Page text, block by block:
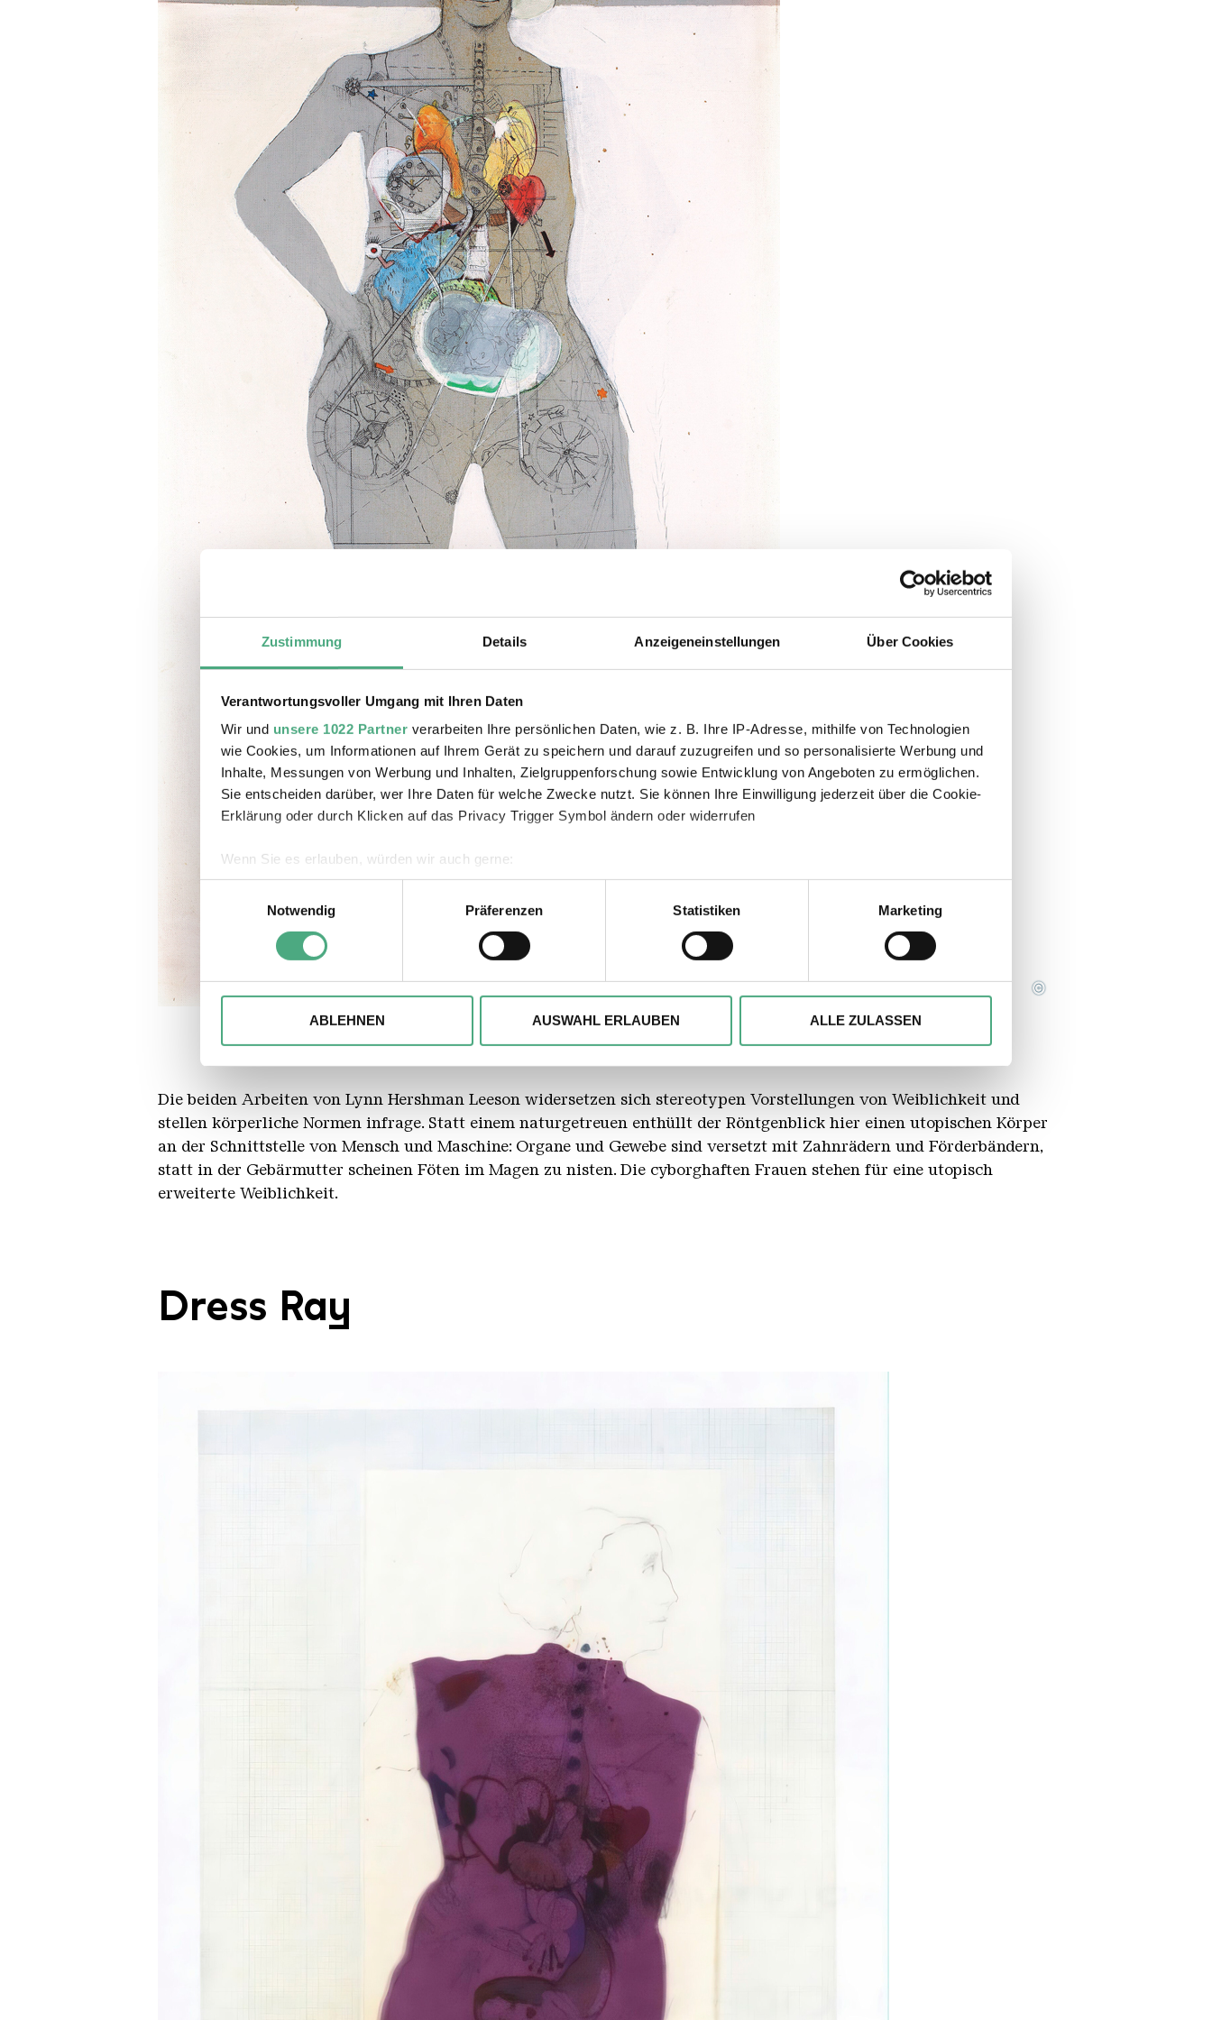
Zustimmung Details Anzeigeneinstellungen Über Cookies
Verantwortungsvoller Umgang mit Ihren Daten
Wir und unsere 1022 Partner verarbeiten Ihre persönlichen Daten, wie z. B. Ihre IP-Adresse, mithilfe von Technologien
wie Cookies, um Informationen auf Ihrem Gerät zu speichern und darauf zuzugreifen und so personalisierte Werbung und
Inhalte, Messungen von Werbung und Inhalten, Zielgruppenforschung sowie Entwicklung von Angeboten zu ermöglichen.
Sie entscheiden darüber, wer Ihre Daten für welche Zwecke nutzt. Sie können Ihre Einwilligung jederzeit über die Cookie-
Erklärung oder durch Klicken auf das Privacy Trigger Symbol ändern oder widerrufen
Wenn Sie es erlauben, würden wir auch gerne:
Informationen über Ihre geografische Lage erfassen, welche bis auf einige Meter genau sein können
Ihr Gerät durch aktives Scannen nach bestimmten Merkmalen (Fingerprinting) identifizieren
Erfahren Sie mehr darüber, wie Ihre persönlichen Daten verarbeitet werden, und legen Sie Ihre Präferenzen imAbschnitt
Einzelheitenfest.
Wir verwenden ggfs. Cookies, um Inhalte und Anzeigen zu personalisieren, besondere Funktionen anbieten zu können und
die Zugriffe auf unsere Website zu analysieren. Außerdem geben wir ggfs. Informationen zu Ihrer Verwendung unserer
Notwendig
Präferenzen Statistiken Marketing
ABLEHNEN AUSWAHL ERLAUBEN ALLE ZULASSEN
X Ray Woman lann Hersmann Keeson
Copyright: Collection Hartwig Art Foundation. Promised gift to the Rijksdienst voor het Cultureel Erfgoed / Rijkscollectie
©
Die beiden Arbeiten von Lynn Hershman Leeson widersetzen sich stereotypen Vorstellungen von Weiblichkeit und
stellen körperliche Normen infrage. Statt einem naturgetreuen enthüllt der Röntgenblick hier einen utopischen Körper
an der Schnittstelle von Mensch und Maschine: Organe und Gewebe sind versetzt mit Zahnrädern und Förderbändern,
statt in der Gebärmutter scheinen Föten im Magen zu nisten. Die cyborghaften Frauen stehen für eine utopisch
erweiterte Weiblichkeit.
Dress Ray